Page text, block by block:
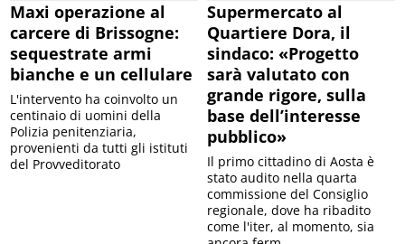
Maxi operazione al
carcere di Brissogne:
sequestrate armi
bianche e un cellulare
L'intervento ha coinvolto un
centinaio di uomini della
Polizia penitenziaria,
provenienti da tutti gli istituti
del Provveditorato
Supermercato al
Quartiere Dora, il
sindaco: «Progetto
sarà valutato con
grande rigore, sulla
base dell’interesse
pubblico»
Il primo cittadino di Aosta è
stato audito nella quarta
commissione del Consiglio
regionale, dove ha ribadito
come l'iter, al momento, sia